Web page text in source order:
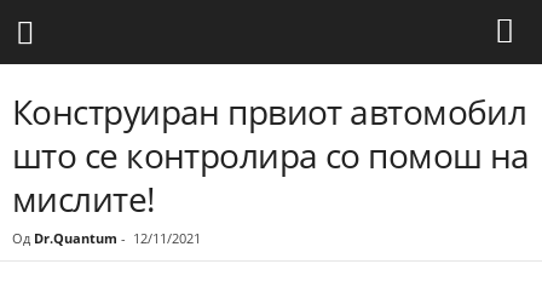
Конструиран првиот автомобил
што се контролира со помош на
мислите!
Од Dr.Quantum - 12/11/2021